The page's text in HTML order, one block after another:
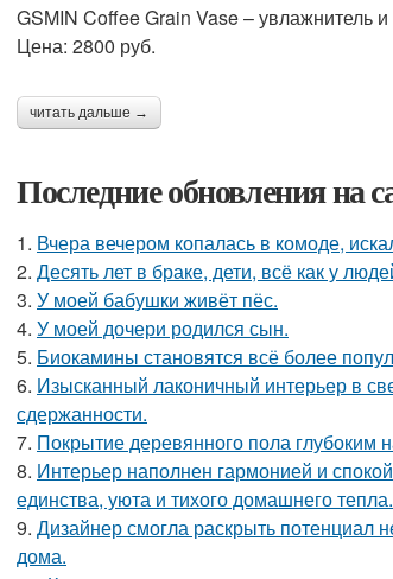
GSMIN Coffee Grain Vase – увлажнитель
Цена: 2800 руб.
читать дальше →
Последние обновления на
1. Вчера вечером копалась в комоде,
2. Десять лет в браке, дети, всё как у
3. У моей бабушки живёт пёс.
4. У моей дочери родился сын.
5. Биокамины становятся всё более
6. Изысканный лаконичный интерьер в
сдержанности.
7. Покрытие деревянного пола
8. Интерьер наполнен гармонией и
единства, уюта и тихого домашнего тепла.
9. Дизайнер смогла раскрыть
дома.